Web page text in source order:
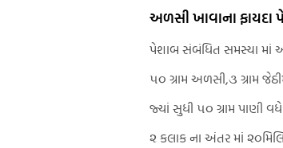
અળસી ખાવાના ફાયદા
પેશાબ સંબંધિત સમસ્યા માં
૫૦ ગ્રામ અળસી,૩ ગ્રામ
જ્યાં સુધી ૫૦ ગ્રામ પાણી
૨ કલાક ના અંતર માં